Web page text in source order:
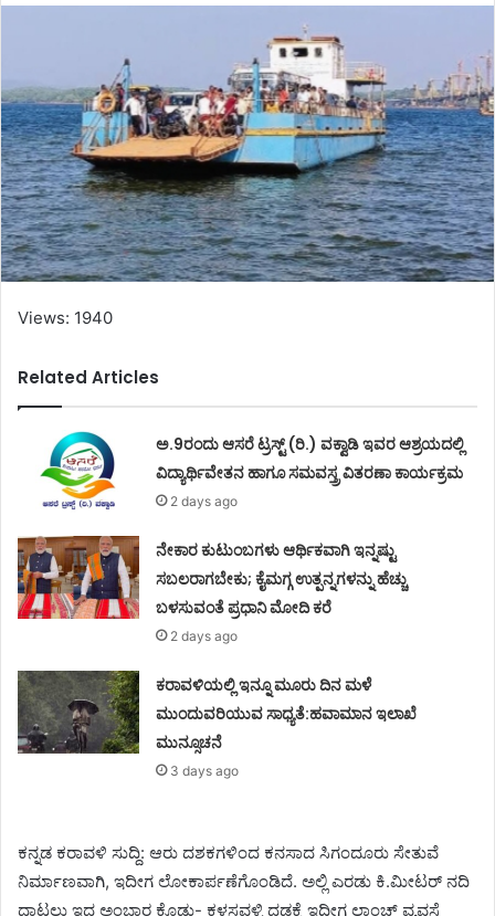
Views: 1940
Related Articles
ಅ.9ರಂದು ಆಸರೆ ಟ್ರಸ್ಟ್ (ರಿ.) ವಕ್ವಾಡಿ ಇವರ ಆಶ್ರಯದಲ್ಲಿ
ವಿದ್ಯಾರ್ಥಿವೇತನ ಹಾಗೂ ಸಮವಸ್ತ್ರ ವಿತರಣಾ ಕಾರ್ಯಕ್ರಮ
2 days ago
ನೇಕಾರ ಕುಟುಂಬಗಳು ಆರ್ಥಿಕವಾಗಿ ಇನ್ನಷ್ಟು
ಸಬಲರಾಗಬೇಕು; ಕೈಮಗ್ಗ ಉತ್ಪನ್ನಗಳನ್ನು ಹೆಚ್ಚು
ಬಳಸುವಂತೆ ಪ್ರಧಾನಿ ಮೋದಿ ಕರೆ
2 days ago
ಕರಾವಳಿಯಲ್ಲಿ ಇನ್ನೂ ಮೂರು ದಿನ ಮಳೆ
ಮುಂದುವರಿಯುವ ಸಾಧ್ಯತೆ:ಹವಾಮಾನ ಇಲಾಖೆ
ಮುನ್ಸೂಚನೆ
3 days ago
ಕನ್ನಡ ಕರಾವಳಿ ಸುದ್ದಿ: ಆರು ದಶಕಗಳಿಂದ ಕನಸಾದ ಸಿಗಂದೂರು ಸೇತುವೆ
ನಿರ್ಮಾಣವಾಗಿ, ಇದೀಗ ಲೋಕಾರ್ಪಣೆಗೊಂಡಿದೆ. ಅಲ್ಲಿ ಎರಡು ಕಿ.ಮೀಟರ್ ನದಿ
ದಾಟಲು ಇದ್ದ ಅಂಬಾರ ಕೊಡ್ಲು- ಕಳಸವಳ್ಳಿ ದಡಕ್ಕೆ ಇದೀಗ ಲಾಂಚ್ ವ್ಯವಸ್ಥೆ